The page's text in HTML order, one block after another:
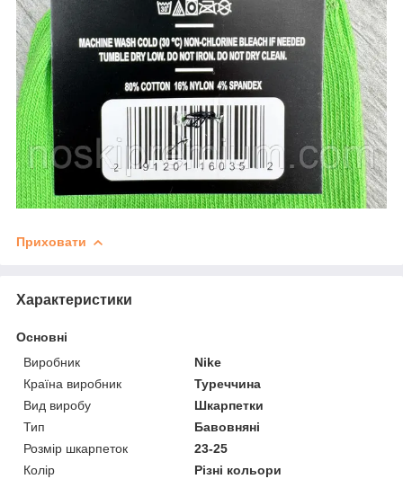
Приховати
Характеристики
Основні
Виробник
Nike
Країна виробник
Туреччина
Вид виробу
Шкарпетки
Тип
Бавовняні
Розмір шкарпеток
23-25
Колір
Різні кольори